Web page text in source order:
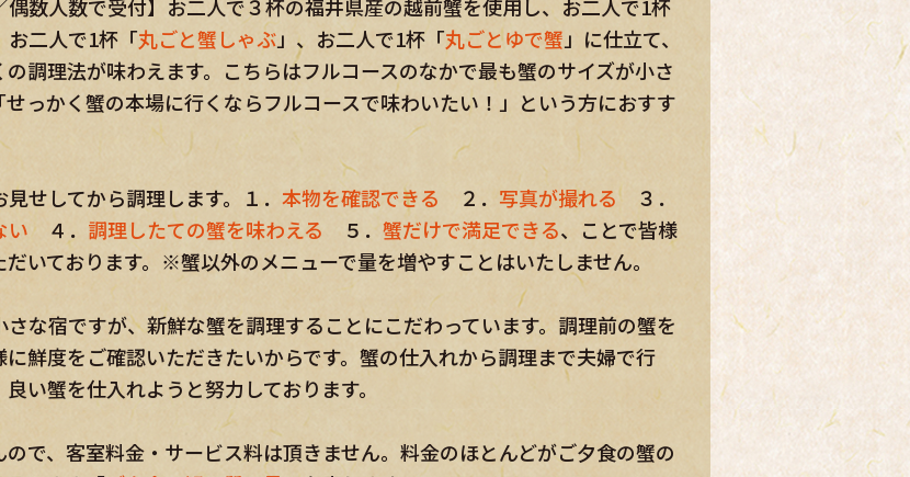
せっかく蟹の本場に行くならフルコースで味わいたい！」という方におすす
せしてから調理します。１．本物を確認できる２． 写真が撮れる３．
調理したての蟹を味わえる 蟹だけで満足できる
、ことで皆様
いております。※蟹以外のメニューで量を増やすことはいたしません。
な宿ですが、新鮮な蟹を調理することにこだわっています。調理前の蟹を
鮮度をご確認いただきたいからです。蟹の仕入れから調理まで夫婦で行
い蟹を仕入れようと努力しております。
で、客室料金・サービス料は頂きません。料金のほとんどがご夕食の蟹の
そのまま「ご夕食の蟹の質と量」を表します。
※お食事は個室でご提供 ※温泉は時間制の貸切風呂（朝の入浴は提供